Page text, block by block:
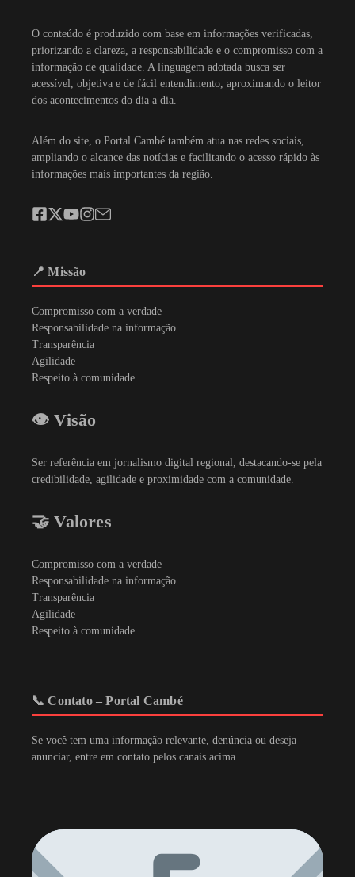
O conteúdo é produzido com base em informações verificadas,
priorizando a clareza, a responsabilidade e o compromisso com a
informação de qualidade. A linguagem adotada busca ser
acessível, objetiva e de fácil entendimento, aproximando o leitor
dos acontecimentos do dia a dia.
Além do site, o Portal Cambé também atua nas redes sociais,
ampliando o alcance das notícias e facilitando o acesso rápido às
informações mais importantes da região.
📍 Missão
Compromisso com a verdade
Responsabilidade na informação
Transparência
Agilidade
Respeito à comunidade
👁️ Visão
Ser referência em jornalismo digital regional, destacando-se pela
credibilidade, agilidade e proximidade com a comunidade.
🤝 Valores
Compromisso com a verdade
Responsabilidade na informação
Transparência
Agilidade
Respeito à comunidade
📞 Contato – Portal Cambé
Se você tem uma informação relevante, denúncia ou deseja
anunciar, entre em contato pelos canais acima.